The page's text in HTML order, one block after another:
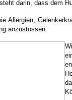
darin, dass dem
Allergien,
anzustossen.